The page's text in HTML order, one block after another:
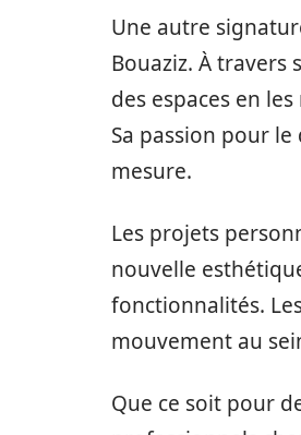
Une autre
Bouaziz. À travers
des espaces en
Sa passion pour le
mesure.
Les projets
nouvelle
fonctionnalités.
mouvement au
Que ce soit pour